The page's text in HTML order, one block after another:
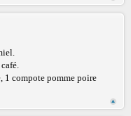
1 compote pomme poire